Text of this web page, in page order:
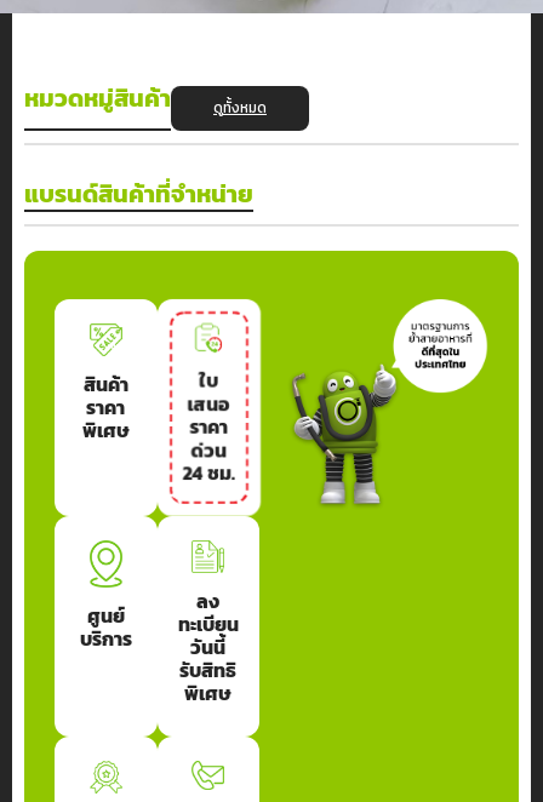
FOOD GRADE HOSE HIGH STANDARD CRIMPING
WITH HIGH QUALITY SERVICE & SOLUTION
สายยางเกรดอุตสาหกรรม ผลิตจากวัสดุคุณภาพสูง ผลิตและนำเข้าจาก
เยอรมัน เหมาะสำหรับลำเลียงอาหารและเครื่องดื่ม ทนต่อสภาพแวดล้อมได้ดี
ดูรายละเอียด
FOOD GRADE HOSE HIGH STANDARD CRIMPING
WITH HIGH QUALITY SERVICE & SOLUTION
บริษัท โฮสเซ็นเตอร์ จำกัด เรายังเป็นผู้ให้บริการย้ำสายยางอาหารที่มี
มาตรฐานที่สุดในประเทศไทย สะดวก สะอาด ปลอดภัย ไม่มีสิ่งเจอปน นอกจาก
ต้องการของลูกค้า ด้วยช่างเทคนิคที่ผ่านการฝึกอบรมจากประเทศญี่ปุ่น นึกถึง
#ย้ำหัว อัดสาย ขายท่อ # ศูนย์บริการย้ำสายยางที่มีมาตรฐาน #Best
Service Solution #Hose Center
ดูรายละเอียด
และระบบไฮดรอลิค อันดับ 1 ของไทย
บริษัท โฮสเซ็นเตอร์ จำกัด เราเป็นผู้ให้บริการด้านสายยางและข้อต่อทุกชนิด
ไฮดรอลิค และสายยางประเภทอื่นๆ อีกมากมาย เรามุ่นเน้นสร้างพันธมิตร และ
ให้บริการที่เป็นเลิศ ด้านการย้ำหัวสายยาง ข้อต่อ และระบบไฮดรอลิค เพื่อ
ความพึงพอใจสูงสุดของลูกค้า เราจะมุ่งมั่นจำน่ายสินค้าที่ดี มีคุณภาพ และ
บริการด้านการย้ำสายยาง และข้อต่อให้ดียิ่งขึ้นต่อไป
ดูรายละเอียด
FOOD GRADE HOSE HIGH STANDARD CRIMPING
WITH HIGH QUALITY SERVICE & SOLUTION
สายยางเกรดอุตสาหกรรม ผลิตจากวัสดุคุณภาพสูง ผลิตและนำเข้าจาก
เยอรมัน เหมาะสำหรับลำเลียงอาหารและเครื่องดื่ม ทนต่อสภาพแวดล้อมได้ดี
ดูรายละเอียด
FOOD GRADE HOSE HIGH STANDARD CRIMPING
WITH HIGH QUALITY SERVICE & SOLUTION
บริษัท โฮสเซ็นเตอร์ จำกัด เรายังเป็นผู้ให้บริการย้ำสายยางอาหารที่มี
มาตรฐานที่สุดในประเทศไทย สะดวก สะอาด ปลอดภัย ไม่มีสิ่งเจอปน นอกจาก
ต้องการของลูกค้า ด้วยช่างเทคนิคที่ผ่านการฝึกอบรมจากประเทศญี่ปุ่น นึกถึง
#ย้ำหัว อัดสาย ขายท่อ # ศูนย์บริการย้ำสายยางที่มีมาตรฐาน #Best
Service Solution #Hose Center
ดูรายละเอียด
และระบบไฮดรอลิค อันดับ 1 ของไทย
บริษัท โฮสเซ็นเตอร์ จำกัด เราเป็นผู้ให้บริการด้านสายยางและข้อต่อทุกชนิด
ไฮดรอลิค และสายยางประเภทอื่นๆ อีกมากมาย เรามุ่นเน้นสร้างพันธมิตร และ
ให้บริการที่เป็นเลิศ ด้านการย้ำหัวสายยาง ข้อต่อ และระบบไฮดรอลิค เพื่อ
ความพึงพอใจสูงสุดของลูกค้า เราจะมุ่งมั่นจำน่ายสินค้าที่ดี มีคุณภาพ และ
บริการด้านการย้ำสายยาง และข้อต่อให้ดียิ่งขึ้นต่อไป
ดูรายละเอียด
FOOD GRADE HOSE HIGH STANDARD CRIMPING
WITH HIGH QUALITY SERVICE & SOLUTION
สายยางเกรดอุตสาหกรรม ผลิตจากวัสดุคุณภาพสูง ผลิตและนำเข้าจาก
เยอรมัน เหมาะสำหรับลำเลียงอาหารและเครื่องดื่ม ทนต่อสภาพแวดล้อมได้ดี
ดูรายละเอียด
FOOD GRADE HOSE HIGH STANDARD CRIMPING
WITH HIGH QUALITY SERVICE & SOLUTION
บริษัท โฮสเซ็นเตอร์ จำกัด เรายังเป็นผู้ให้บริการย้ำสายยางอาหารที่มี
มาตรฐานที่สุดในประเทศไทย สะดวก สะอาด ปลอดภัย ไม่มีสิ่งเจอปน นอกจาก
ต้องการของลูกค้า ด้วยช่างเทคนิคที่ผ่านการฝึกอบรมจากประเทศญี่ปุ่น นึกถึง
#ย้ำหัว อัดสาย ขายท่อ # ศูนย์บริการย้ำสายยางที่มีมาตรฐาน #Best
Service Solution #Hose Center
ดูรายละเอียด
และระบบไฮดรอลิค อันดับ 1 ของไทย
บริษัท โฮสเซ็นเตอร์ จำกัด เราเป็นผู้ให้บริการด้านสายยางและข้อต่อทุกชนิด
ไฮดรอลิค และสายยางประเภทอื่นๆ อีกมากมาย เรามุ่นเน้นสร้างพันธมิตร และ
ให้บริการที่เป็นเลิศ ด้านการย้ำหัวสายยาง ข้อต่อ และระบบไฮดรอลิค เพื่อ
ความพึงพอใจสูงสุดของลูกค้า เราจะมุ่งมั่นจำน่ายสินค้าที่ดี มีคุณภาพ และ
บริการด้านการย้ำสายยาง และข้อต่อให้ดียิ่งขึ้นต่อไป
ดูรายละเอียด
หมวดหมู่สินค้า ดูทั้งหมด
แบรนด์สินค้าที่จำหน่าย
สินค้า
ราคา
พิเศษ
ใบ
เสนอ
ราคา
ด่วน
24 ชม.
ศูนย์
บริการ
ลง
ทะเบียน
วันนี้
รับสิทธิ
พิเศษ